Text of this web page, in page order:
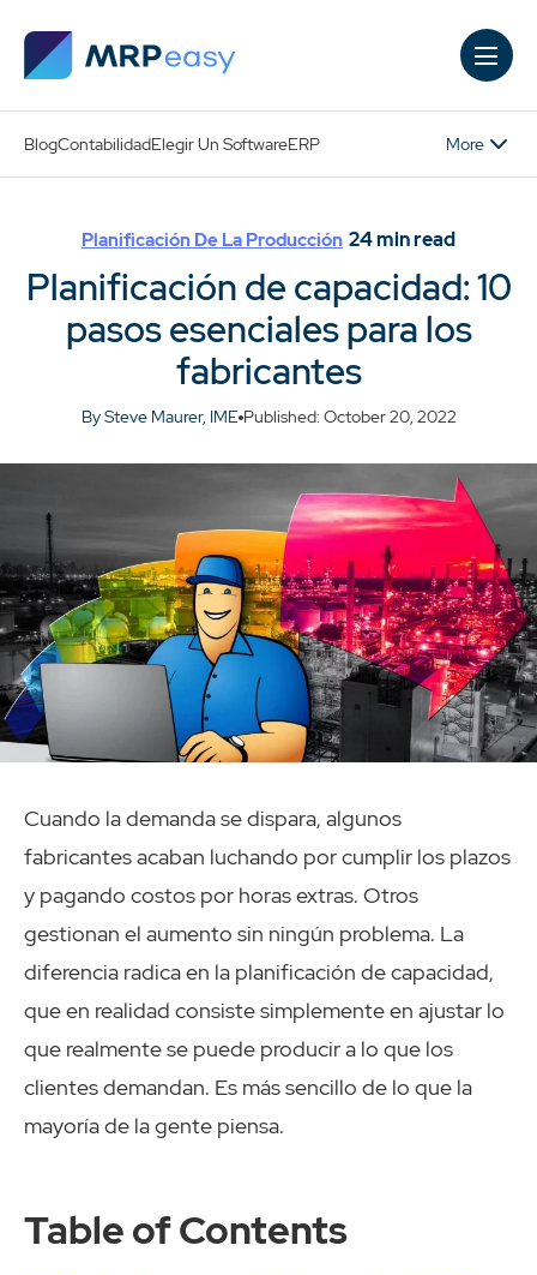
BlogContabilidadElegir Un SoftwareERP More
Planificación De La Producción 24min read
Planificación de capacidad: 10
pasos esenciales para los
fabricantes
By Steve Maurer, IME Published: October 20, 2022
Cuando la demanda se dispara, algunos
fabricantes acaban luchando por cumplir los plazos
y pagando costos por horas extras. Otros
gestionan el aumento sin ningún problema. La
diferencia radica en la planificación de capacidad,
que en realidad consiste simplemente en ajustar lo
que realmente se puede producir a lo que los
clientes demandan. Es más sencillo de lo que la
mayoría de la gente piensa.
Table of Contents